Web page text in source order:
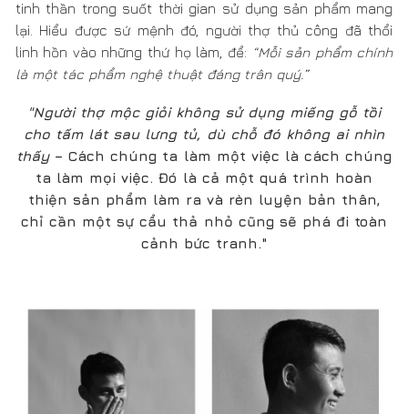
Khi ta nấu ăn ngon, đó là cả quá trình từ việc chúng ta
chọn miếng xương để hầm, miếng thịt sạch, và nó giúp
ta khỏe. Làm mộc anh cũng suy nghĩ như vậy.